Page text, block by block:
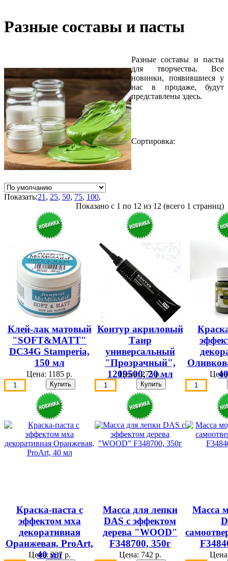
Разные составы и пасты
Разные составы и пасты
для творчества. Все
новинки, появившиеся у
нас в продаже, будут
представлены здесь.
Сортировка:
Показать:21, 25, 50, 75, 100,
Показано с 1 по 12 из 12 (всего 1 страниц)
Клей-лак матовый
"SOFT&MATT"
DC34G Stamperia,
150 мл
Цена: 1185 р.
Контур акриловый
Таир
универсальный
"Прозрачный",
1209500, 20 мл
Цена:275 р.
Краска-паста с
эффектом мха
декоративная
Оранжевая, ProArt,
40 мл
Цена:237 р.
Масса для лепки
DAS с эффектом
дерева "WOOD"
F348700, 350г
Цена: 742 р.
Масса